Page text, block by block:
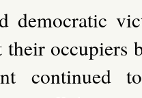
democratic
their occupiers